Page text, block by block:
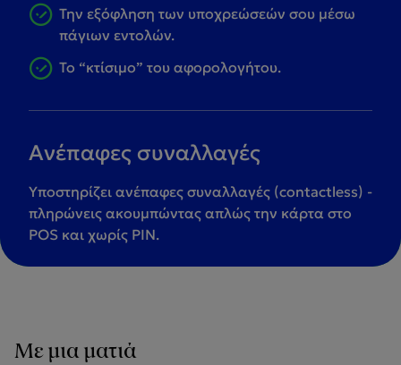
Την εξόφληση των υποχρεώσεών σου μέσω
πάγιων εντολών.
Το “κτίσιμο” του αφορολογήτου.
Ανέπαφες συναλλαγές
Υποστηρίζει ανέπαφες συναλλαγές (contactless) -
πληρώνεις ακουμπώντας απλώς την κάρτα στο
POS και χωρίς PIN.
Με μια ματιά